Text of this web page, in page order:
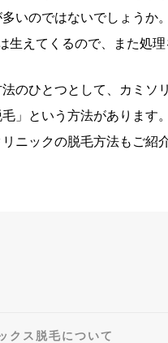
いのではないでしょうか
生えてくるので、また処理
のひとつとして、カミソ
毛」という方法がありま
ニックの脱毛方法もご紹
クス脱毛について